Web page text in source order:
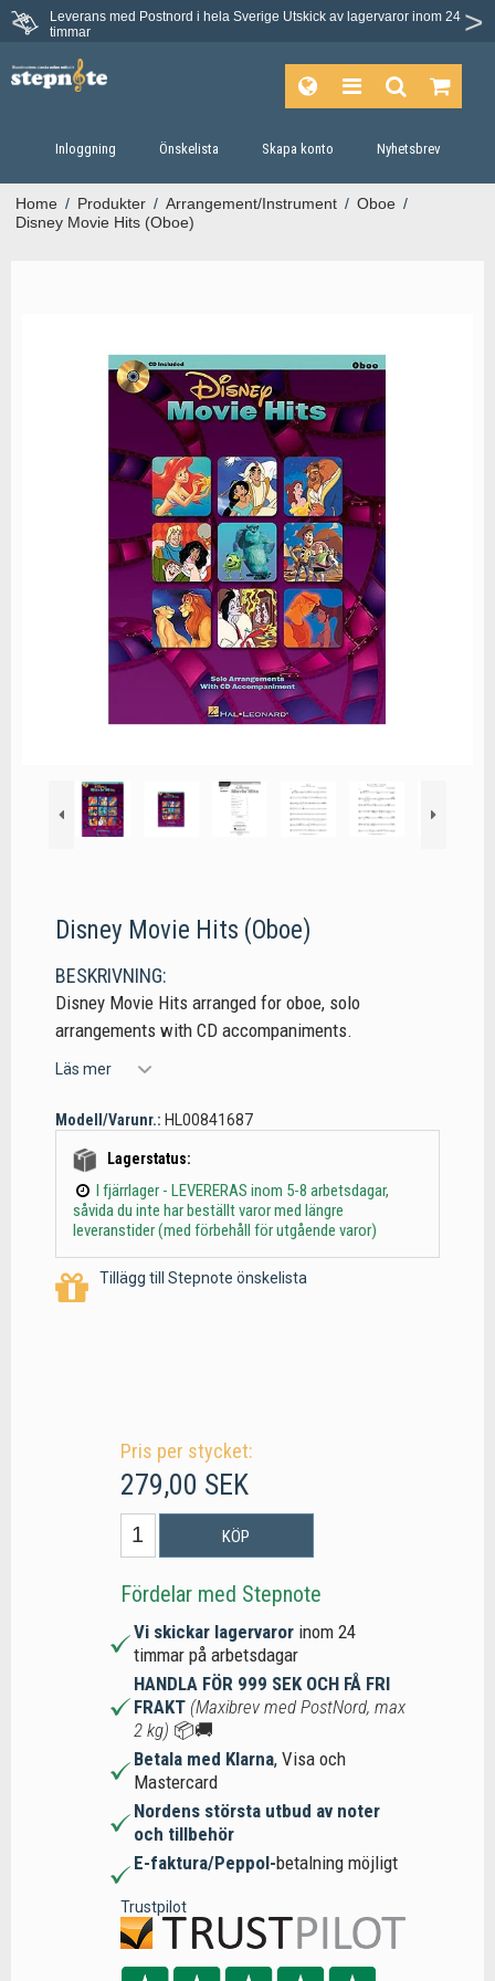
Leverans med Postnord i hela Sverige Utskick av lagervaror inom 24
timmar
Inloggning Önskelista Skapa konto Nyhetsbrev
Home / Produkter / Arrangement/Instrument / Oboe /
Disney Movie Hits (Oboe)
Disney Movie Hits (Oboe)
BESKRIVNING:
Disney Movie Hits arranged for oboe, solo
arrangements with CD accompaniments.
Läs mer
Modell/Varunr.: HL00841687
Lagerstatus:
I fjärrlager - LEVERERAS inom 5-8 arbetsdagar,
såvida du inte har beställt varor med längre
leveranstider (med förbehåll för utgående varor)
Tillägg till Stepnote önskelista
Pris per stycket:
279,00 SEK
KÖP
Fördelar med Stepnote
Vi skickar lagervaror inom 24
timmar på arbetsdagar
HANDLA FÖR 999 SEK OCH FÅ FRI
FRAKT (Maxibrev med PostNord, max
2 kg) 📦🚚
Betala med Klarna, Visa och
Mastercard
Nordens största utbud av noter
och tillbehör
E-faktura/Peppol-betalning möjligt
Trustpilot